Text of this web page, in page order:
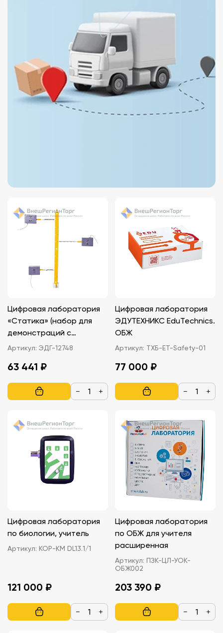
Цифровая лаборатория
«Статика» (набор для
демонстраций с
комплектом датчиков)
Артикул: ЭДГ-12748
63 441 ₽
− +
Цифровая лаборатория
ЭДУТЕХНИКС EduTechnics.
ОБЖ
Артикул: ТХБ-ET-Safety-01
77 000 ₽
− +
Цифровая лаборатория
по биологии, учитель
Артикул: КОР-KM DL13.1/1
121 000 ₽
− +
Цифровая лаборатория
по ОБЖ для учителя
расширенная
Артикул: ПЗК-ЦЛ-УОК-
ОБЖ002
203 390 ₽
− +